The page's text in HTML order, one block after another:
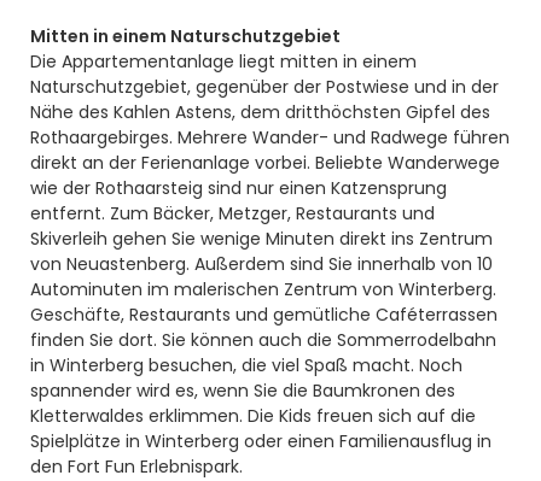
Mitten in einem Naturschutzgebiet
Die Appartementanlage liegt mitten in einem
Naturschutzgebiet, gegenüber der Postwiese und in der
Nähe des Kahlen Astens, dem dritthöchsten Gipfel des
Rothaargebirges. Mehrere Wander- und Radwege führen
direkt an der Ferienanlage vorbei. Beliebte Wanderwege
wie der Rothaarsteig sind nur einen Katzensprung
entfernt. Zum Bäcker, Metzger, Restaurants und
Skiverleih gehen Sie wenige Minuten direkt ins Zentrum
von Neuastenberg. Außerdem sind Sie innerhalb von 10
Autominuten im malerischen Zentrum von Winterberg.
Geschäfte, Restaurants und gemütliche Caféterrassen
finden Sie dort. Sie können auch die Sommerrodelbahn
in Winterberg besuchen, die viel Spaß macht. Noch
spannender wird es, wenn Sie die Baumkronen des
Kletterwaldes erklimmen. Die Kids freuen sich auf die
Spielplätze in Winterberg oder einen Familienausflug in
den Fort Fun Erlebnispark.